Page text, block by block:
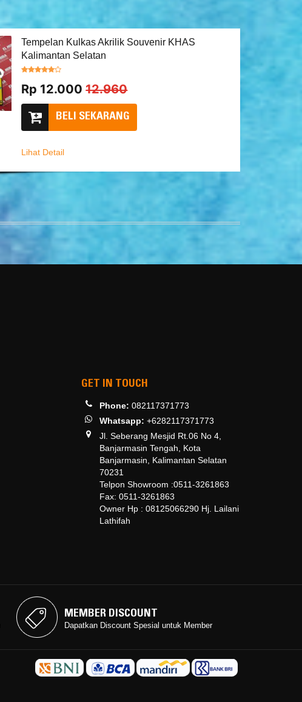
Tempelan Kulkas Akrilik Souvenir KHAS
Kalimantan Selatan
Rp 12.00012.960
BELI SEKARANG
Lihat Detail
GET IN TOUCH
Phone: 082117371773
Whatsapp: +6282117371773
Jl. Seberang Mesjid Rt.06 No 4,
Banjarmasin Tengah, Kota
Banjarmasin, Kalimantan Selatan
70231
Telpon Showroom :0511-3261863
Fax: 0511-3261863
Owner Hp : 08125066290 Hj. Lailani
Lathifah
MEMBER DISCOUNT
Dapatkan Discount Spesial untuk Member
MEMBER DISCOUNT
Dapatkan Discount Spesial untuk Member